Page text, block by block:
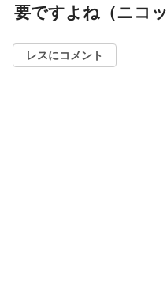
要ですよね（ニコッ
レスにコメント